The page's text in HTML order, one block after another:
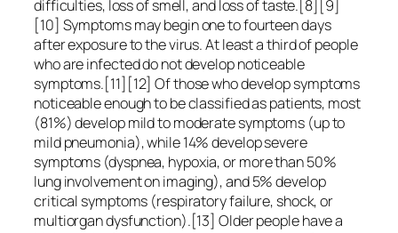
difficulties, loss of smell, and loss of taste.[8][9]
[10] Symptoms may begin one to fourteen days
after exposure to the virus. At least a third of people
who are infected do not develop noticeable
symptoms.[11][12] Of those who develop symptoms
noticeable enough to be classified as patients, most
(81%) develop mild to moderate symptoms (up to
mild pneumonia), while 14% develop severe
symptoms (dyspnea, hypoxia, or more than 50%
lung involvement on imaging), and 5% develop
critical symptoms (respiratory failure, shock, or
multiorgan dysfunction).[13] Older people have a